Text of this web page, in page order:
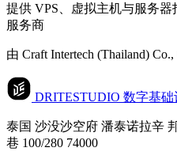
提供 VPS、虚拟主机与服务
服务商
由 Craft Intertech (Thailand)
DRITESTUDIO 数字基础
泰国 沙没沙空府 潘泰诺拉辛
巷 100/280 74000